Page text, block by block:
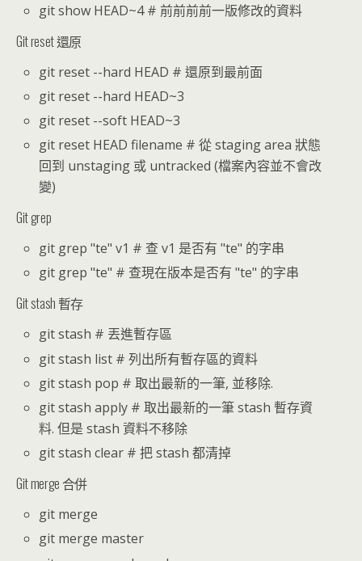
git show HEAD~4 # 前前前前一版修改的資料
Git reset 還原
git reset --hard HEAD # 還原到最前面
git reset --hard HEAD~3
git reset --soft HEAD~3
git reset HEAD filename # 從 staging area 狀態
回到 unstaging 或 untracked (檔案內容並不會改
變)
Git grep
git grep "te" v1 # 查 v1 是否有 "te" 的字串
git grep "te" # 查現在版本是否有 "te" 的字串
Git stash 暫存
git stash # 丟進暫存區
git stash list # 列出所有暫存區的資料
git stash pop # 取出最新的一筆, 並移除.
git stash apply # 取出最新的一筆 stash 暫存資
料. 但是 stash 資料不移除
git stash clear # 把 stash 都清掉
Git merge 合併
git merge
git merge master